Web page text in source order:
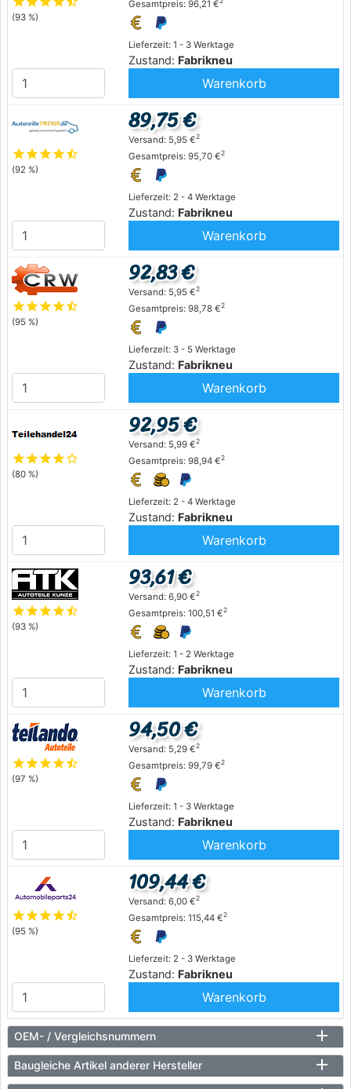
(93 %)
Lieferzeit: 1 - 3 Werktage
Zustand: Fabrikneu
Gesamtpreis: 96,21 €
Warenkorb
starstarstarstarstar_half
(92 %)
Lieferzeit: 2 - 4 Werktage
Zustand: Fabrikneu
89,75 €
Versand: 5,95 €2
Gesamtpreis: 95,70 €2
Warenkorb
starstarstarstarstar_half
(95 %)
Lieferzeit: 3 - 5 Werktage
Zustand: Fabrikneu
92,83 €
Versand: 5,95 €2
Gesamtpreis: 98,78 €2
Warenkorb
starstarstarstarstar_outline
(80 %)
Lieferzeit: 2 - 4 Werktage
Zustand: Fabrikneu
92,95 €
Versand: 5,99 €2
Gesamtpreis: 98,94 €2
Warenkorb
starstarstarstarstar_half
(93 %)
Lieferzeit: 1 - 2 Werktage
Zustand: Fabrikneu
93,61 €
Versand: 6,90 €2
Gesamtpreis: 100,51 €2
Warenkorb
starstarstarstarstar_half
(97 %)
Lieferzeit: 1 - 3 Werktage
Zustand: Fabrikneu
94,50 €
Versand: 5,29 €2
Gesamtpreis: 99,79 €2
Warenkorb
starstarstarstarstar_half
(95 %)
Lieferzeit: 2 - 3 Werktage
Zustand: Fabrikneu
109,44 €
Versand: 6,00 €2
Gesamtpreis: 115,44 €2
Warenkorb
OEM- / Vergleichsnummern
Baugleiche Artikel anderer Hersteller